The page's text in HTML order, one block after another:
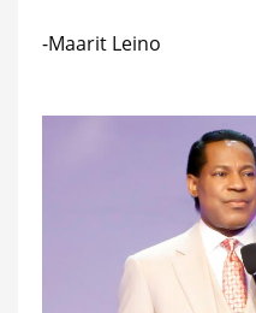
-Maarit Leino